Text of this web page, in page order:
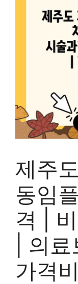
제주
동임
격 |
| 의
가격